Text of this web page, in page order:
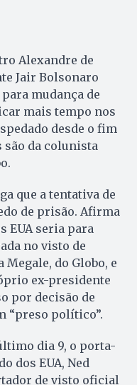
Alexandre de
Jair Bolsonaro
mudança de
mais tempo nos
desde o fim
são da colunista
que a tentativa de
de prisão. Afirma
EUA seria para
no visto de
do Globo, e
ex-presidente
por decisão de
“preso político”.
dia 9, o porta-
dos EUA, Ned
de visto oficial